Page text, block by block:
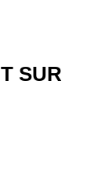
SUR